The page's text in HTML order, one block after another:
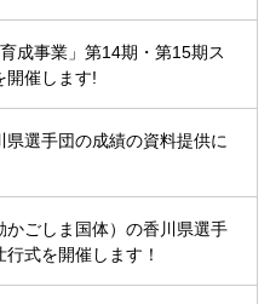
成事業」第14期・第15期ス
開催します!
選手団の成績の資料提供に
ごしま国体）の香川県選手
式を開催します！